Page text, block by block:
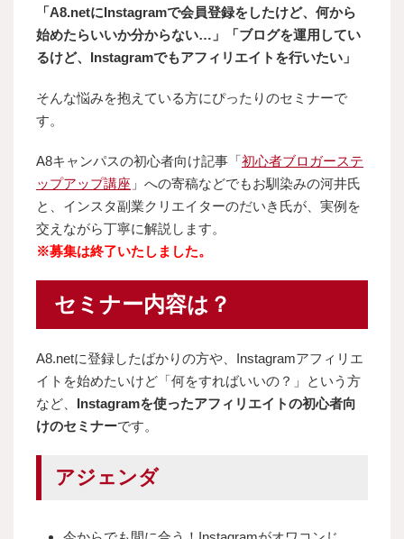
「A8.netにInstagramで会員登録をしたけど、何から
始めたらいいか分からない…」「ブログを運用してい
るけど、Instagramでもアフィリエイトを行いたい」
そんな悩みを抱えている方にぴったりのセミナーで
す。
A8キャンパスの初心者向け記事「初心者ブロガーステ
ップアップ講座 」への寄稿などでもお馴染みの河井氏
と、インスタ副業クリエイターのだいき氏が、実例を
交えながら丁寧に解説します。
※募集は終了いたしました。
セミナー内容は？
A8.netに登録したばかりの方や、Instagramアフィリエ
イトを始めたいけど「何をすればいいの？」という方
など、 Instagramを使ったアフィリエイトの初心者向
けのセミナーです。
アジェンダ